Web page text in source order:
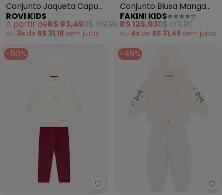
Conjunto Jaqueta Capuz
e Legging (Bege)
ROVI KIDS
A partir deR$ 93,49R$ 169,99
ou 3x de R$ 31,16 sem juros
Conjunto Blusa Manga
Longa e Shorts (Bege)
FAKINI KIDS
R$ 125,93R$ 179,90
ou 4x de R$ 31,48 sem juros
-50%
Milon - Conjunto Infantil
-49%